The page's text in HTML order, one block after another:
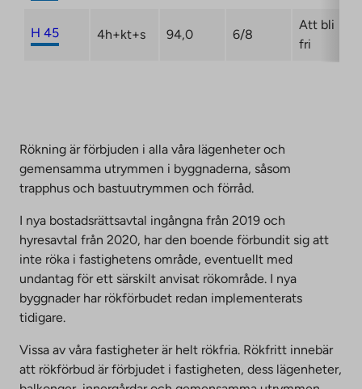
H 45 4h+kt+s 94,0 6/8
Att bli
fri
Rökning är förbjuden i alla våra lägenheter och
gemensamma utrymmen i byggnaderna, såsom
trapphus och bastuutrymmen och förråd.
I nya bostadsrättsavtal ingångna från 2019 och
hyresavtal från 2020, har den boende förbundit sig att
inte röka i fastighetens område, eventuellt med
undantag för ett särskilt anvisat rökområde. I nya
byggnader har rökförbudet redan implementerats
tidigare.
Vissa av våra fastigheter är helt rökfria. Rökfritt innebär
att rökförbud är förbjudet i fastigheten, dess lägenheter,